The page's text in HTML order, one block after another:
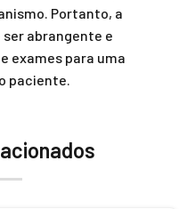
Portanto, a
abrangente e
exames para uma
paciente.